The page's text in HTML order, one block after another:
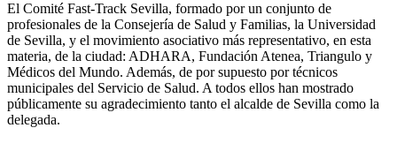
El Comité Fast-Track Sevilla, formado por un conjunto de
profesionales de la Consejería de Salud y Familias, la Universidad
de Sevilla, y el movimiento asociativo más representativo, en esta
materia, de la ciudad: ADHARA, Fundación Atenea, Triangulo y
Médicos del Mundo. Además, de por supuesto por técnicos
municipales del Servicio de Salud. A todos ellos han mostrado
públicamente su agradecimiento tanto el alcalde de Sevilla como la
delegada.